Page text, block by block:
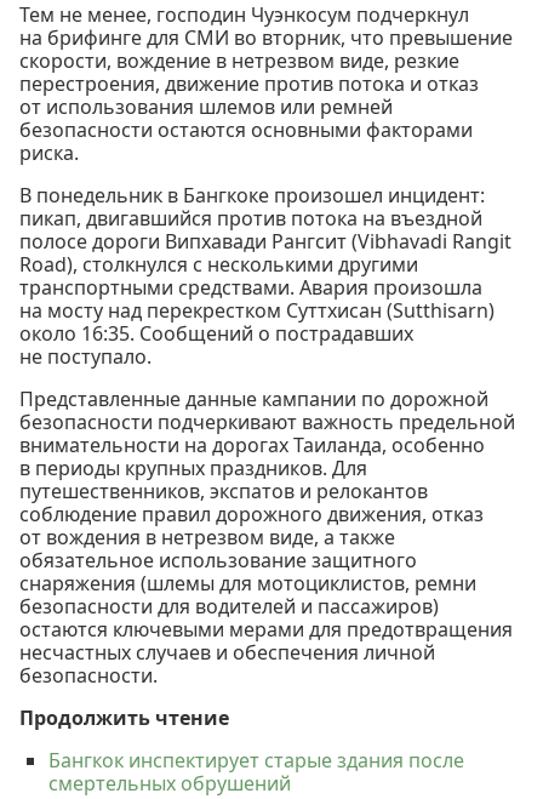
Тем не менее, господин Чуэнкосум подчеркнул
на брифинге для СМИ во вторник, что превышение
скорости, вождение в нетрезвом виде, резкие
перестроения, движение против потока и отказ
от использования шлемов или ремней
безопасности остаются основными факторами
риска.
В понедельник в Бангкоке произошел инцидент:
пикап, двигавшийся против потока на въездной
полосе дороги Випхавади Рангсит (Vibhavadi Rangit
Road), столкнулся с несколькими другими
транспортными средствами. Авария произошла
на мосту над перекрестком Суттхисан (Sutthisarn)
около 16:35. Сообщений о пострадавших
не поступало.
Представленные данные кампании по дорожной
безопасности подчеркивают важность предельной
внимательности на дорогах Таиланда, особенно
в периоды крупных праздников. Для
путешественников, экспатов и релокантов
соблюдение правил дорожного движения, отказ
от вождения в нетрезвом виде, а также
обязательное использование защитного
снаряжения (шлемы для мотоциклистов, ремни
безопасности для водителей и пассажиров)
остаются ключевыми мерами для предотвращения
несчастных случаев и обеспечения личной
безопасности.
Продолжить чтение
Бангкок инспектирует старые здания после
смертельных обрушений